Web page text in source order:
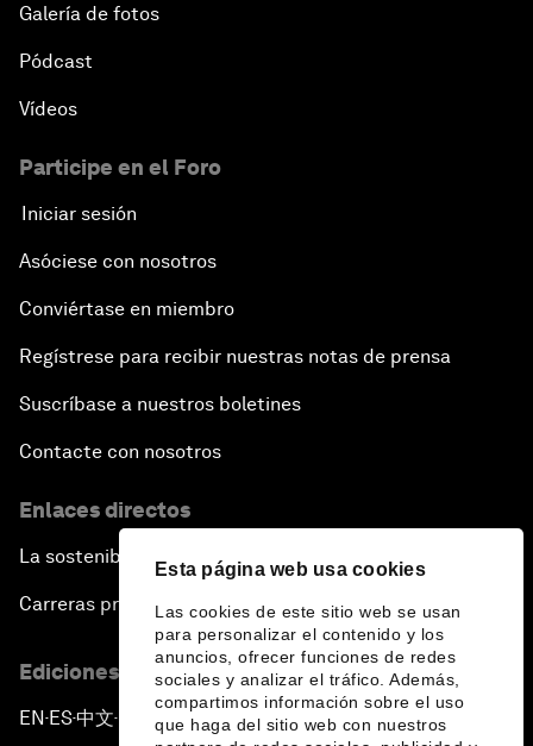
Esta página web usa cookies
Las cookies de este sitio web se usan
para personalizar el contenido y los
anuncios, ofrecer funciones de redes
sociales y analizar el tráfico. Además,
compartimos información sobre el uso
que haga del sitio web con nuestros
Galería de fotos
Pódcast
Vídeos
Participe en el Foro
Iniciar sesión
Asóciese con nosotros
Conviértase en miembro
Regístrese para recibir nuestras notas de prensa
Suscríbase a nuestros boletines
Contacte con nosotros
Enlaces directos
La sostenibilidad en el Foro
Carreras profesionales
Ediciones en otros idiomas
EN ▪ES▪中文▪ 日本語